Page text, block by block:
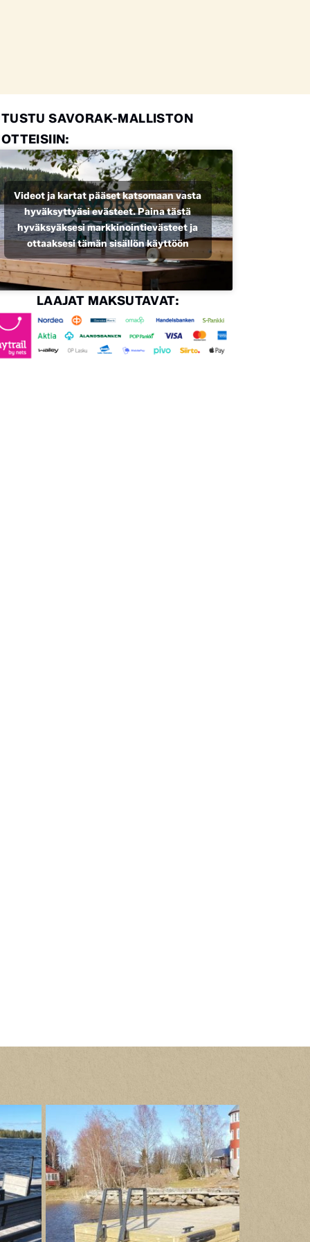
SAVORAK-MALLISTON
Videot ja kartat pääset katsomaan vasta
hyväksyttyäsi evästeet. Paina tästä
hyväksyäksesi markkinointievästeet ja
ottaaksesi tämän sisällön käyttöön
LAAJAT MAKSUTAVAT: